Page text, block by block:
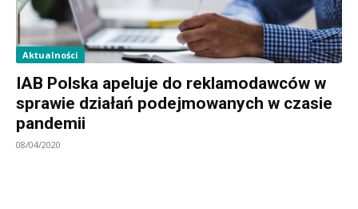
Aktualności
IAB Polska apeluje do reklamodawców w
sprawie działań podejmowanych w czasie
pandemii
08/04/2020